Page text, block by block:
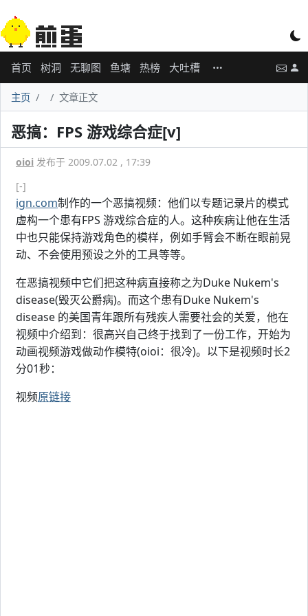
首页 树洞 无聊图 鱼塘 热榜 大吐槽
主页 文章正文
恶搞：FPS 游戏综合症[v]
oioi 发布于 2009.07.02 , 17:39
[-]
ign.com制作的一个恶搞视频：他们以专题记录片的模式
虚构一个患有FPS 游戏综合症的人。这种疾病让他在生活
中也只能保持游戏角色的模样，例如手臂会不断在眼前晃
动、不会使用预设之外的工具等等。
在恶搞视频中它们把这种病直接称之为Duke Nukem's
disease(毁灭公爵病)。而这个患有Duke Nukem's
disease 的美国青年跟所有残疾人需要社会的关爱，他在
视频中介绍到：很高兴自己终于找到了一份工作，开始为
动画视频游戏做动作模特(oioi：很冷)。以下是视频时长2
分01秒：
视频原链接